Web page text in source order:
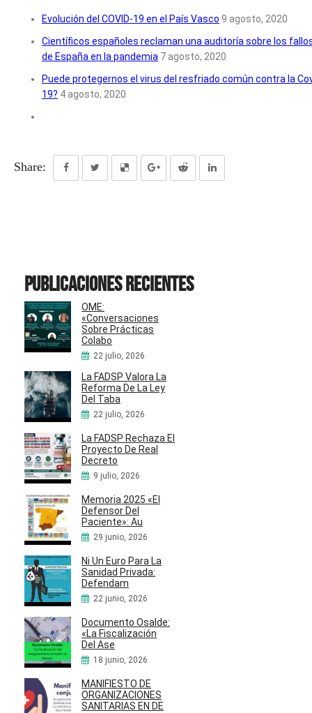
Evolución del COVID-19 en el País Vasco 9 agosto, 2020
Científicos españoles reclaman una auditoría sobre los
de España en la pandemia 7 agosto, 2020
Puede protegernos el virus del resfriado común contra la
19? 4 agosto, 2020
Share:
Publicaciones recientes
OME:
«Conversaciones
Sobre Prácticas
Colabo
22 julio, 2026
La FADSP Valora La
Reforma De La Ley
Del Taba
22 julio, 2026
La FADSP Rechaza El
Proyecto De Real
Decreto
9 julio, 2026
Memoria 2025 «El
Defensor Del
Paciente»: Au
29 junio, 2026
Ni Un Euro Para La
Sanidad Privada:
Defendam
22 junio, 2026
Documento Osalde:
«La Fiscalización
Del Ase
18 junio, 2026
MANIFIESTO DE
ORGANIZACIONES
SANITARIAS EN DE